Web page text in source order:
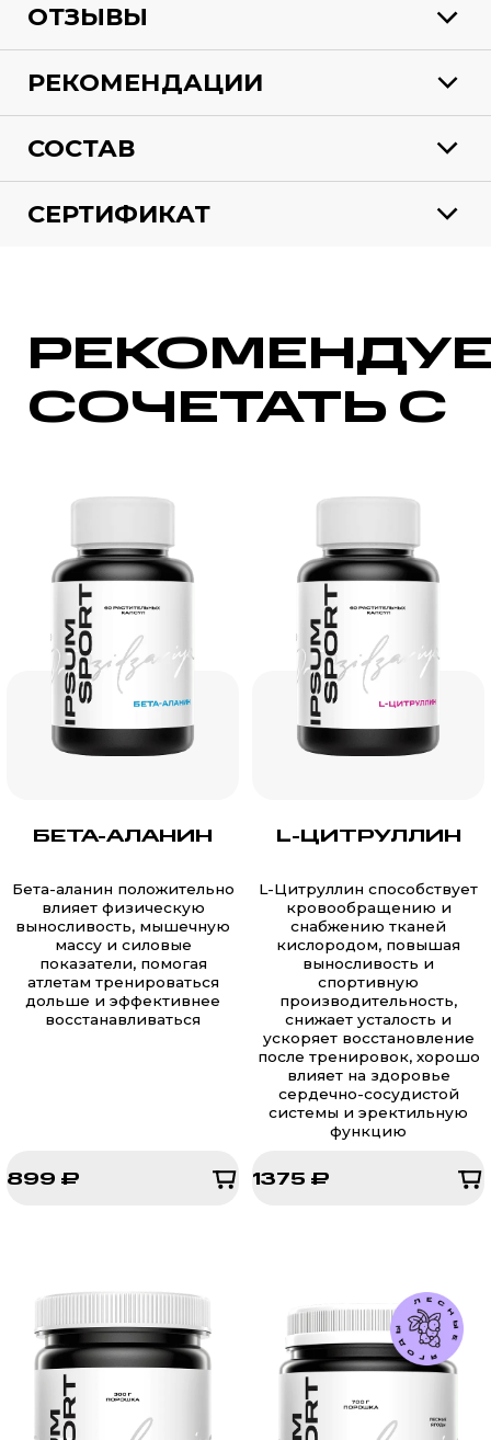
ОТЗЫВЫ
РЕКОМЕНДАЦИИ
СОСТАВ
СЕРТИФИКАТ
СОЧЕТАТЬ С
БЕТА-АЛАНИН
Бета-аланин положительно
влияет физическую
выносливость, мышечную
массу и силовые
показатели, помогая
атлетам тренироваться
дольше и эффективнее
восстанавливаться
899 ₽
L-ЦИТРУЛЛИН
L-Цитруллин способствует
кровообращению и
снабжению тканей
кислородом, повышая
выносливость и
спортивную
производительность,
снижает усталость и
ускоряет восстановление
после тренировок, хорошо
влияет на здоровье
сердечно-сосудистой
системы и эректильную
функцию
1375 ₽